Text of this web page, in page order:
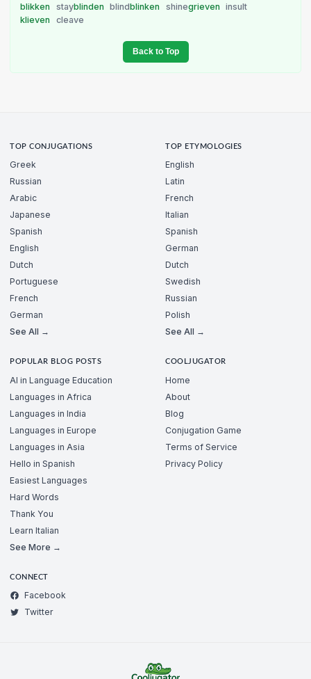
blikken
stayblinden blindblinken shinegrieven
insult
klieven
cleave
Back to Top
TOP CONJUGATIONS
Greek
Russian
Arabic
Japanese
Spanish
English
Dutch
Portuguese
French
German
See All →
TOP ETYMOLOGIES
English
Latin
French
Italian
Spanish
German
Dutch
Swedish
Russian
Polish
See All →
POPULAR BLOG POSTS
AI in Language Education
Languages in Africa
Languages in India
Languages in Europe
Languages in Asia
Hello in Spanish
Easiest Languages
Hard Words
Thank You
Learn Italian
See More →
COOLJUGATOR
Home
About
Blog
Conjugation Game
Terms of Service
Privacy Policy
CONNECT
Facebook
Twitter